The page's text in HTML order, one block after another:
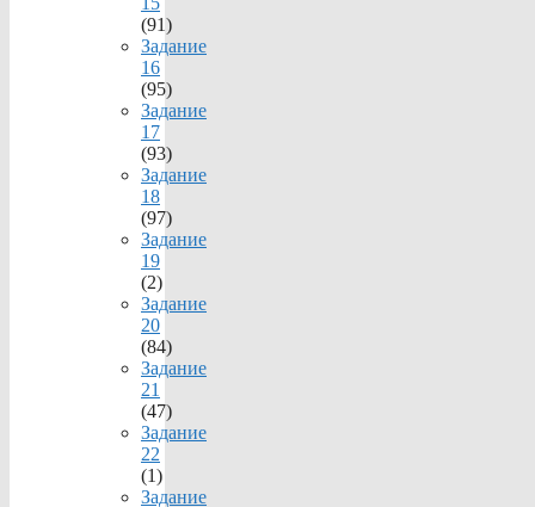
(91)
Задание
16
(95)
Задание
17
(93)
Задание
18
(97)
Задание
19
(2)
Задание
20
(84)
Задание
21
(47)
Задание
22
(1)
Задание